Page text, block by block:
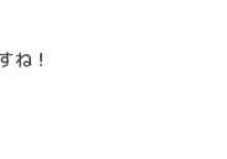
ね！